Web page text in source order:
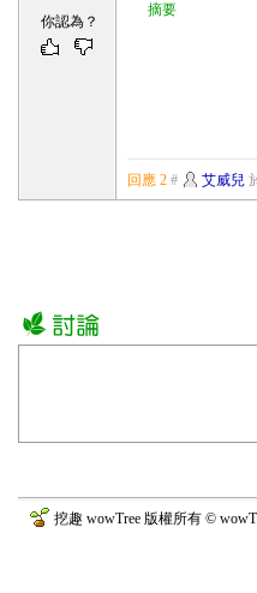
摘要
你認為？
回應 2 # 艾威兒
挖趣 wowTree 版權所有 ©